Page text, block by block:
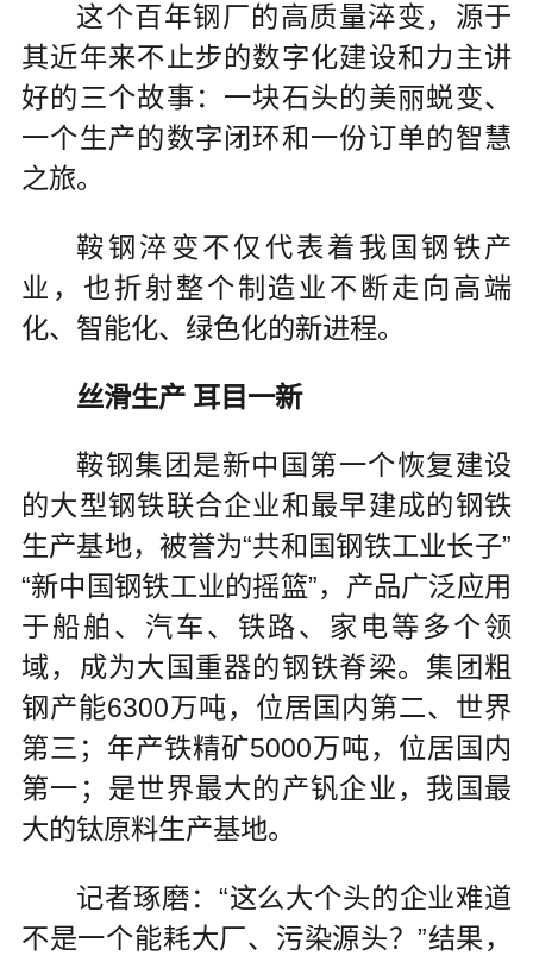
这个百年钢厂的高质量淬变，源于
其近年来不止步的数字化建设和力主讲
好的三个故事：一块石头的美丽蜕变、
一个生产的数字闭环和一份订单的智慧
之旅。
鞍钢淬变不仅代表着我国钢铁产
业，也折射整个制造业不断走向高端
化、智能化、绿色化的新进程。
丝滑生产 耳目一新
鞍钢集团是新中国第一个恢复建设
的大型钢铁联合企业和最早建成的钢铁
生产基地，被誉为“共和国钢铁工业长子”
“新中国钢铁工业的摇篮”，产品广泛应用
于船舶、汽车、铁路、家电等多个领
域，成为大国重器的钢铁脊梁。集团粗
钢产能6300万吨，位居国内第二、世界
第三；年产铁精矿5000万吨，位居国内
第一；是世界最大的产钒企业，我国最
大的钛原料生产基地。
记者琢磨：“这么大个头的企业难道
不是一个能耗大厂、污染源头？”结果，